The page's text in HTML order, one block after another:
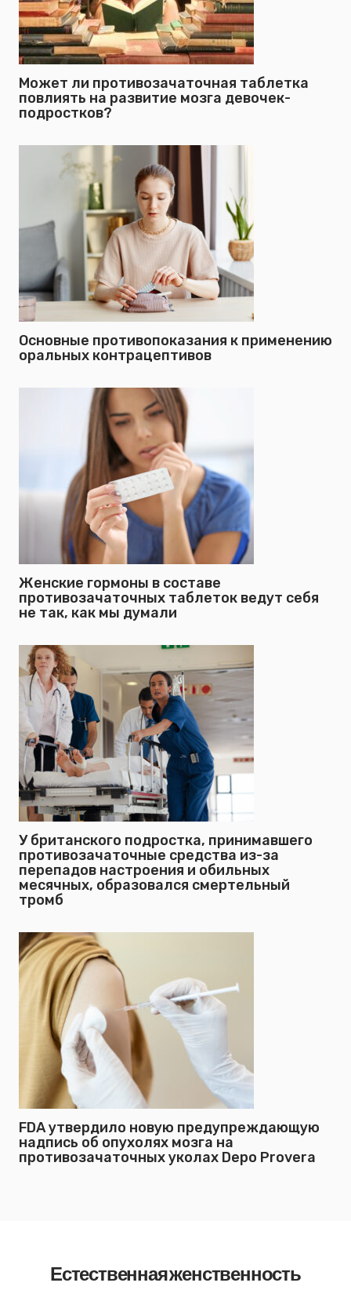
Может ли противозачаточная таблетка
повлиять на развитие мозга девочек-
подростков?
Основные противопоказания к применению
оральных контрацептивов
Женские гормоны в составе
противозачаточных таблеток ведут себя
не так, как мы думали
У британского подростка, принимавшего
противозачаточные средства из-за
перепадов настроения и обильных
месячных, образовался смертельный
тромб
FDA утвердило новую предупреждающую
надпись об опухолях мозга на
противозачаточных уколах Depo Provera
Естественная женственность